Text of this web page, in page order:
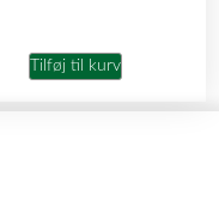
Tilføj til kurv